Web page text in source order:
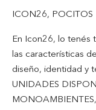
ICON26, POCITOS
En Icon26, lo tenés
las características
diseño, identidad y
UNIDADES